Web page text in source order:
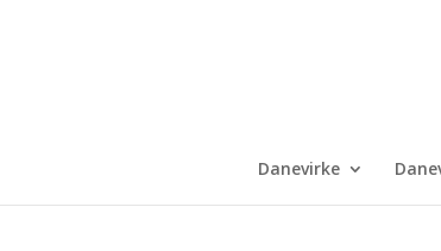
Danevirke